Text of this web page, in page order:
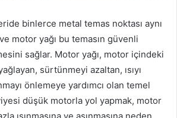
binlerce metal temas noktası aynı
motor yağı bu temasın güvenli
sağlar. Motor yağı, motor içindeki
sürtünmeyi azaltan, ısıyı
önlemeye yardımcı olan temel
düşük motorla yol yapmak, motor